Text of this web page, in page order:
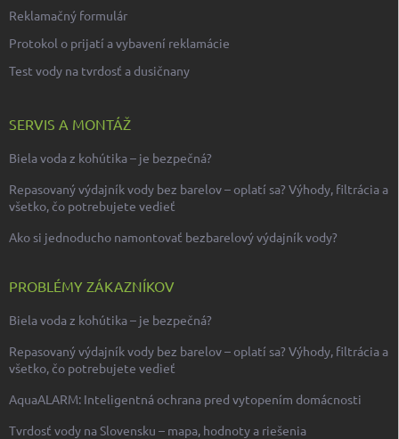
Reklamačný formulár
Protokol o prijatí a vybavení reklamácie
Test vody na tvrdosť a dusičnany
SERVIS A MONTÁŽ
Biela voda z kohútika – je bezpečná?
Repasovaný výdajník vody bez barelov – oplatí sa? Výhody, filtrácia a
všetko, čo potrebujete vedieť
Ako si jednoducho namontovať bezbarelový výdajník vody?
PROBLÉMY ZÁKAZNÍKOV
Biela voda z kohútika – je bezpečná?
Repasovaný výdajník vody bez barelov – oplatí sa? Výhody, filtrácia a
všetko, čo potrebujete vedieť
AquaALARM: Inteligentná ochrana pred vytopením domácnosti
Tvrdosť vody na Slovensku – mapa, hodnoty a riešenia